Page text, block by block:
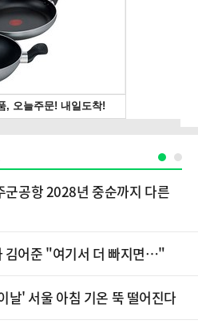
공항 2028년 중순까지 다른
김어준 "여기서 더 빠지면…"
' 서울 아침 기온 뚝 떨어진다